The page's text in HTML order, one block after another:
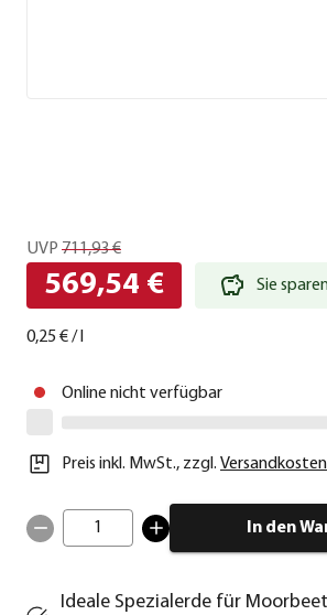
UVP 711,93 €
569,54 € Sie
0,25 €/l
Online nicht verfügbar
Preis inkl. MwSt., zzgl. Versandkosten
1 In den
Ideale Spezialerde für